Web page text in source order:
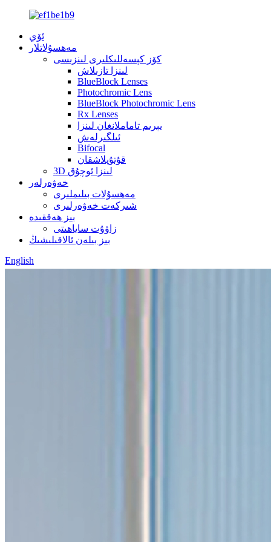
ئۆي
مەھسۇلاتلار
كۆز كېسەللىكلىرى لىنزىسى
لىنزا تازىلاش
BlueBlock Lenses
Photochromic Lens
BlueBlock Photochromic Lens
Rx Lenses
يېرىم تاماملانغان لىنزا
ئىلگىرلەش
Bifocal
قۇتۇپلاشقان
3D لىنزا ئوچۇق
خەۋەرلەر
مەھسۇلات بىلىملىرى
شىركەت خەۋەرلىرى
بىز ھەققىدە
زاۋۇت ساياھىتى
بىز بىلەن ئالاقىلىشىڭ
English